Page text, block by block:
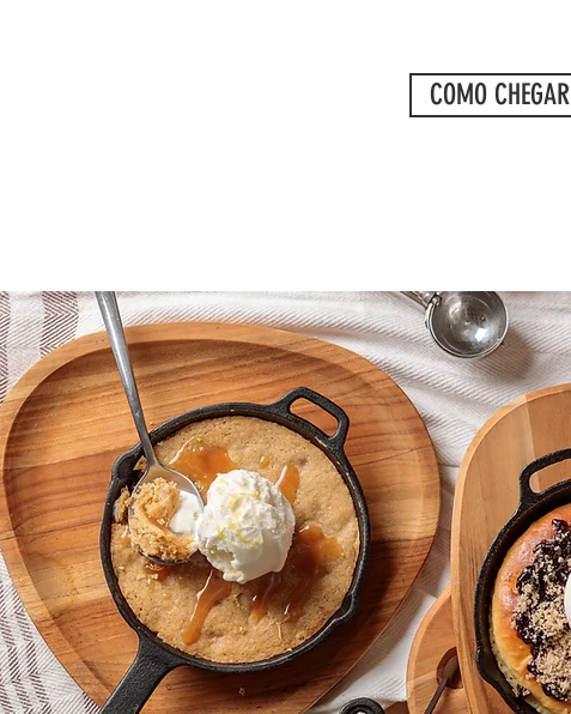
COMO CHEGAR